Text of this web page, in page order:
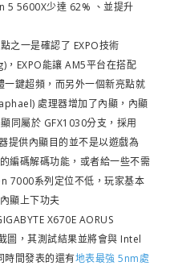
5 5600X少達 62% 、並提升
之一是確認了 EXPO技術
EXPO能讓 AM5平台在搭配
鍵超頻，而另外一個新亮點就
處理器增加了內顯，內顯
同屬於 GFX1030分支，採用
提供內顯目的並不是以遊戲為
編碼解碼功能，或者給一些不需
7000系列定位不低，玩家基本
顯上下功夫
X670E AORUS
圖，其測試結果並將會與 Intel
間發表的還有地表最強 5nm處